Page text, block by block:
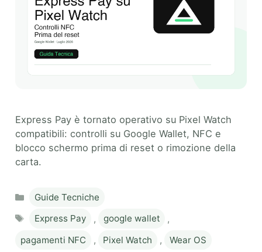
Express Pay è tornato operativo su Pixel Watch
compatibili: controlli su Google Wallet, NFC e
blocco schermo prima di reset o rimozione della
carta.
Categories
Guide Tecniche
Tags
Express Pay , google wallet
,
pagamenti NFC
, Pixel Watch ,
Wear OS